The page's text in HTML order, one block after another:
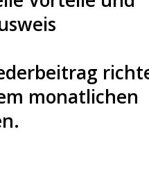
monatlichen